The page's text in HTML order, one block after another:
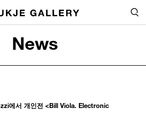
News
에서 개인전 <Bill Viola. Electronic